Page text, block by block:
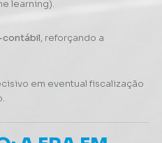
learning).
contábil, reforçando a
em eventual fiscalização